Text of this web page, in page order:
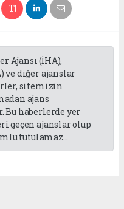
Ajansı (İHA),
ve diğer ajanslar
sitemizin
ajans
haberlerde yer
geçen ajanslar olup
tutulamaz...